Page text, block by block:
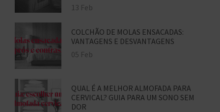
13 Feb
COLCHÃO DE MOLAS ENSACADAS:
VANTAGENS E DESVANTAGENS
05 Feb
QUAL É A MELHOR ALMOFADA PARA
CERVICAL? GUIA PARA UM SONO SEM
DOR